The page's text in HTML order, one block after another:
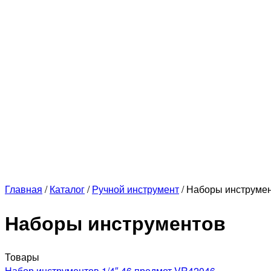
Главная / Каталог/ Ручной инструмент/Наборы
Наборы инструментов
Товары